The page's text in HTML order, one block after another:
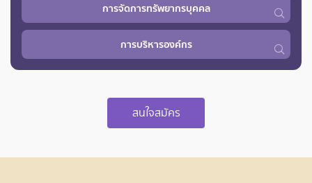
การจัดการทรัพยากรบุคคล
การบริหารองค์กร
สนใจสมัคร